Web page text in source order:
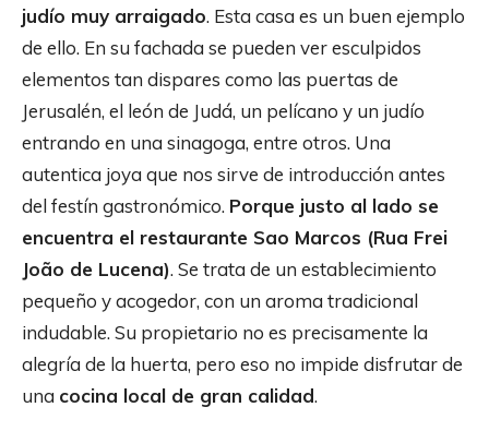
judío muy arraigado. Esta casa es un buen ejemplo
de ello. En su fachada se pueden ver esculpidos
elementos tan dispares como las puertas de
Jerusalén, el león de Judá, un pelícano y un judío
entrando en una sinagoga, entre otros. Una
autentica joya que nos sirve de introducción antes
del festín gastronómico. Porque justo al lado se
encuentra el restaurante Sao Marcos (Rua Frei
João de Lucena). Se trata de un establecimiento
pequeño y acogedor, con un aroma tradicional
indudable. Su propietario no es precisamente la
alegría de la huerta, pero eso no impide disfrutar de
una cocina local de gran calidad.